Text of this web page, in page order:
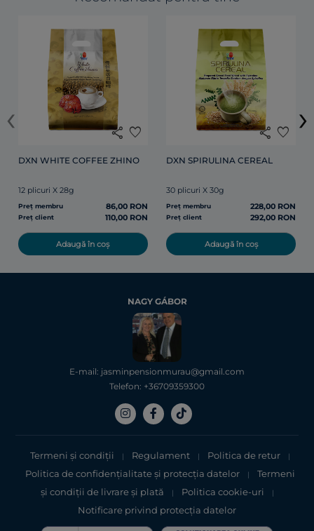
share favorite
DXN WHITE COFFEE ZHINO
12 plicuri X 28g
Preț membru 86,00 RON
Preț client 110,00 RON
Adaugă în coș
share favorite
DXN SPIRULINA CEREAL
30 plicuri X 30g
Preț membru 228,00 RON
Preț client 292,00 RON
Adaugă în coș
‹ ›
NAGY GÁBOR
E-mail: jasminpensionmurau@gmail.com
Telefon: +36709359300
Termeni și condiții | Regulament | Politica de retur |
Politica de confidențialitate şi protecţia datelor |
Termeni
şi condiții de livrare și plată
| Politica cookie-uri |
Notificare privind protecția datelor